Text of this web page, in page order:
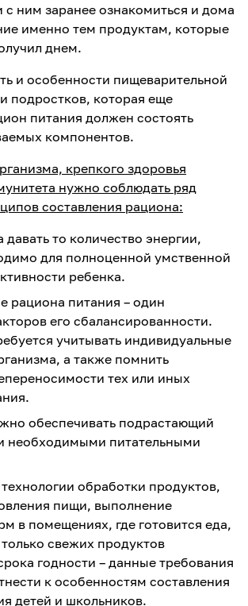
с ним заранее ознакомиться и дома
именно тем продуктам, которые
днем.
и особенности пищеварительной
подростков, которая еще
питания должен состоять
компонентов.
крепкого здоровья
нужно соблюдать ряд
составления рациона:
то количество энергии,
для полноценной умственной
ребенка.
рациона питания – один
его сбалансированности.
учитывать индивидуальные
а также помнить
тех или иных
обеспечивать подрастающий
необходимыми питательными
обработки продуктов,
пищи, выполнение
в помещениях, где готовится еда,
свежих продуктов
годности – данные требования
к особенностям составления
детей и школьников.